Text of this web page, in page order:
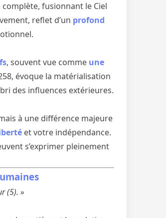
fusionnant le Ciel
reflet d’un profond
, souvent vue comme une
évoque la matérialisation
des influences extérieures.
à une différence majeure
et votre indépendance.
s’exprimer pleinement
(5). »